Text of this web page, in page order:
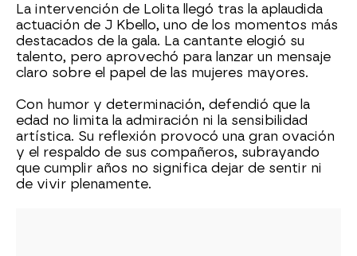
La intervención de Lolita llegó tras la aplaudida
actuación de J Kbello, uno de los momentos más
destacados de la gala. La cantante elogió su
talento, pero aprovechó para lanzar un mensaje
claro sobre el papel de las mujeres mayores.
Con humor y determinación, defendió que la
edad no limita la admiración ni la sensibilidad
artística. Su reflexión provocó una gran ovación
y el respaldo de sus compañeros, subrayando
que cumplir años no significa dejar de sentir ni
de vivir plenamente.